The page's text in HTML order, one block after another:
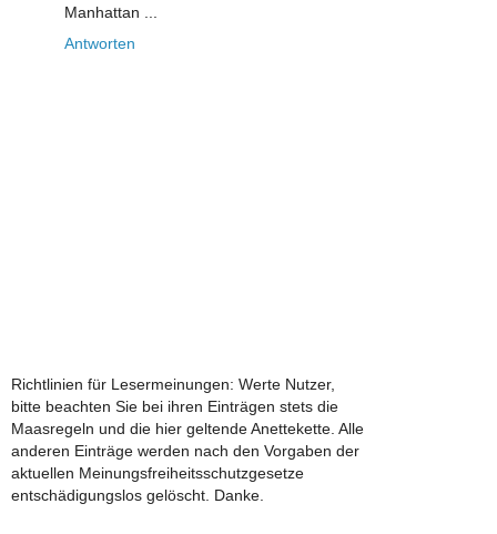
Manhattan ...
Antworten
Richtlinien für Lesermeinungen: Werte Nutzer,
bitte beachten Sie bei ihren Einträgen stets die
Maasregeln und die hier geltende Anettekette. Alle
anderen Einträge werden nach den Vorgaben der
aktuellen Meinungsfreiheitsschutzgesetze
entschädigungslos gelöscht. Danke.